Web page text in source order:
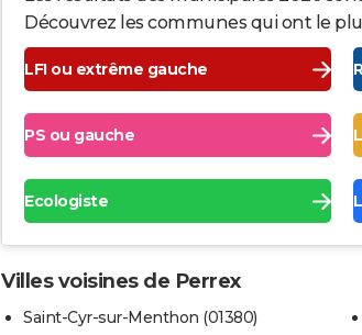
Découvrez les communes qui ont le
LFI ou extrême gauche
PS ou gauche
Ecologiste
Villes voisines de Perrex
Saint-Cyr-sur-Menthon (01380)